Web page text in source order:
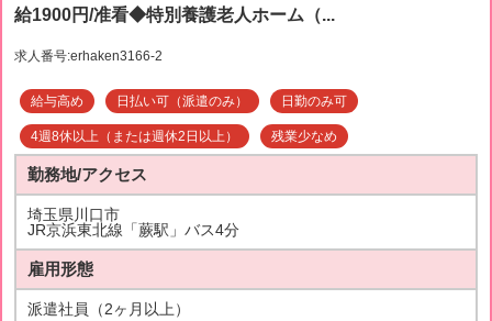
給1900円/准看◆特別養護老人ホーム（...
求人番号:erhaken3166-2
給与高め 日払い可（派遣のみ） 日勤のみ可
4週8休以上（または週休2日以上） 残業少なめ
勤務地/アクセス
埼玉県川口市
JR京浜東北線「蕨駅」バス4分
雇用形態
派遣社員（2ヶ月以上）